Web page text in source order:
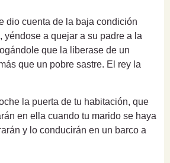
dio cuenta de la baja condición
yéndose a quejar a su padre a la
que la liberase de un
que un pobre sastre. El rey la
la puerta de tu habitación, que
en ella cuando tu marido se haya
y lo conducirán en un barco a